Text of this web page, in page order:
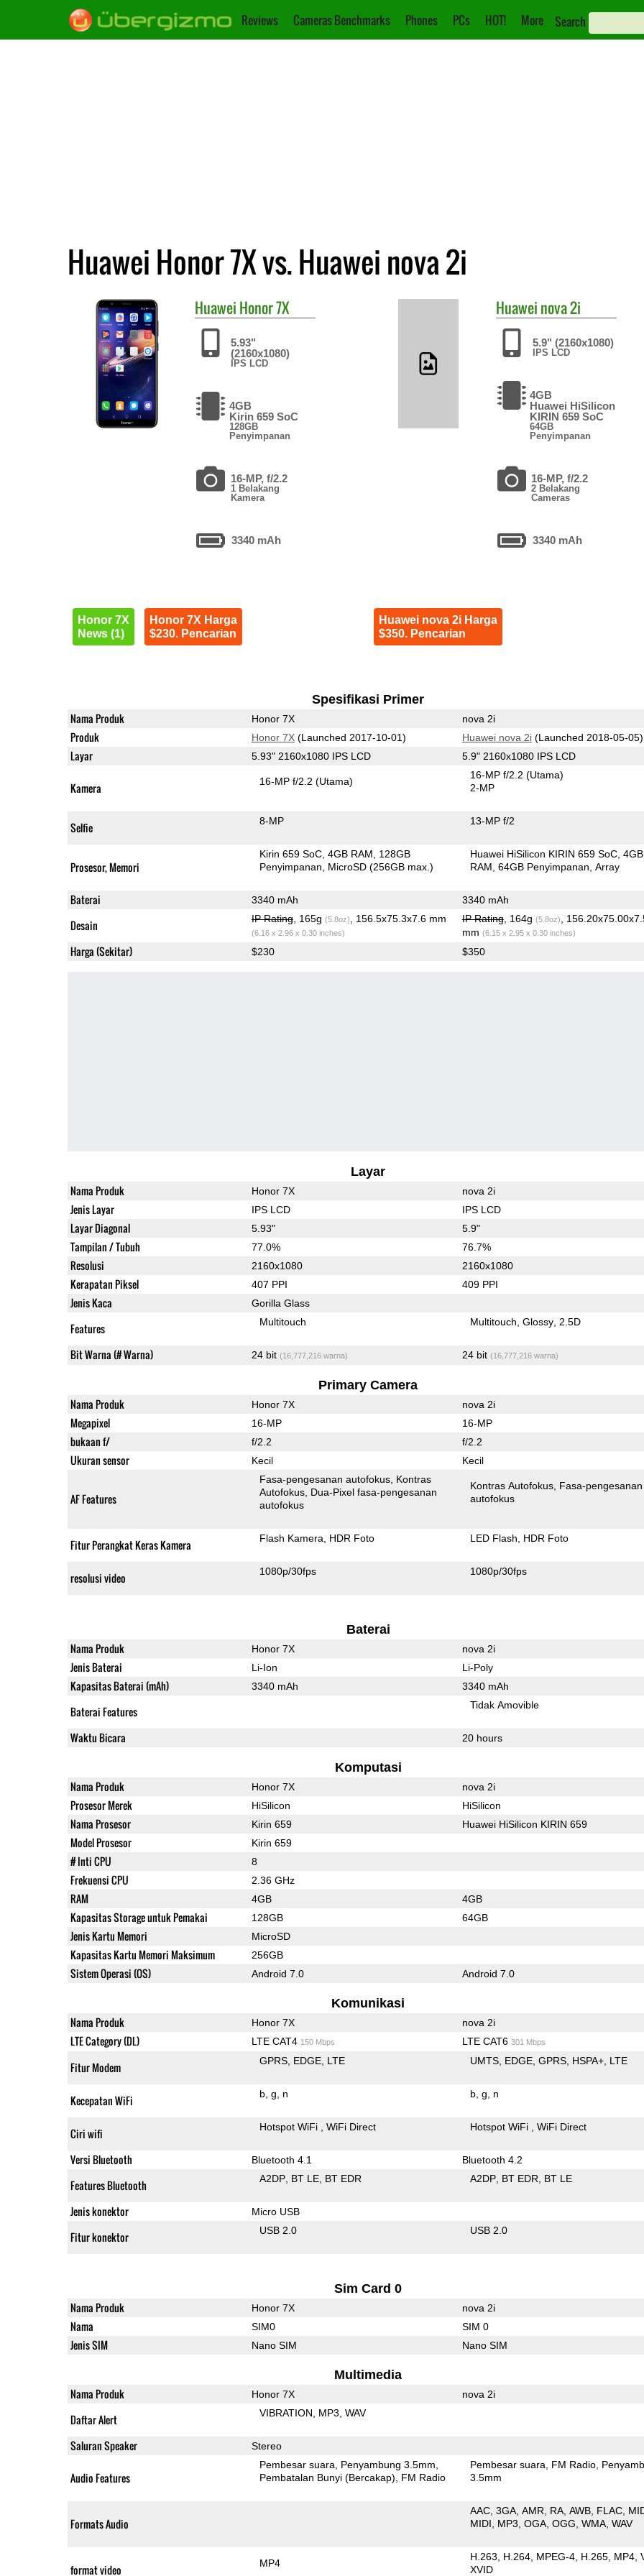
Reviews Cameras Benchmarks Phones PCs HOT! More Search
Huawei Honor 7X vs. Huawei nova 2i
Huawei Honor 7X
5.93"
(2160x1080)
IPS LCD
4GB
Kirin 659 SoC
128GB
Penyimpanan
16-MP, f/2.2
1 Belakang
Kamera
3340 mAh
Honor 7X
News (1)
Honor 7X Harga
$230. Pencarian
Huawei nova 2i
5.9" (2160x1080)
IPS LCD
4GB
Huawei HiSilicon
KIRIN 659 SoC
64GB
Penyimpanan
16-MP, f/2.2
2 Belakang
Cameras
3340 mAh
Huawei nova 2i Harga
$350. Pencarian
Spesifikasi Primer
Nama Produk Honor 7X nova 2i
Produk Honor 7X(Launched 2017-10-01) Huawei nova 2i(Launched 2018-05-05)
Layar 5.93" 2160x1080 IPS LCD 5.9" 2160x1080 IPS LCD
Kamera 16-MP f/2.2(Utama)
16-MP f/2.2(Utama)
2-MP
Selfie 8-MP 13-MP f/2
Prosesor, Memori
Kirin 659 SoC 4GB RAM
128GB
Penyimpanan
MicroSD (256GB max.)
Huawei HiSilicon KIRIN 659 SoC 4GB
RAM 64GB Penyimpanan Array
Baterai 3340 mAh 3340 mAh
Desain IP Rating, 165g (5.8oz) , 156.5x75.3x7.6 mm
(6.16 x 2.96 x 0.30 inches)
IP Rating, 164g (5.8oz)
,
mm (6.15 x 2.95 x 0.30 inches)
Harga (Sekitar) $230 $350
Layar
Nama Produk Honor 7X nova 2i
Jenis Layar IPS LCD IPS LCD
Layar Diagonal 5.93" 5.9"
Tampilan / Tubuh 77.0% 76.7%
Resolusi 2160x1080 2160x1080
Kerapatan Piksel 407 PPI 409 PPI
Jenis Kaca Gorilla Glass
Features Multitouch Multitouch Glossy 2.5D
Bit Warna (# Warna) 24 bit (16,777,216 warna) 24 bit (16,777,216 warna)
Primary Camera
Nama Produk Honor 7X nova 2i
Megapixel 16-MP 16-MP
bukaan f/ f/2.2 f/2.2
Ukuran sensor Kecil Kecil
AF Features
Fasa-pengesanan autofokus Kontras
Autofokus Dua-Pixel fasa-pengesanan
autofokus
Kontras Autofokus Fasa-pengesanan
autofokus
Fitur Perangkat Keras Kamera Flash Kamera HDR Foto LED Flash HDR Foto
resolusi video 1080p/30fps 1080p/30fps
Baterai
Nama Produk Honor 7X nova 2i
Jenis Baterai Li-Ion Li-Poly
Kapasitas Baterai (mAh) 3340 mAh 3340 mAh
Baterai Features Tidak Amovible
Waktu Bicara 20 hours
Komputasi
Nama Produk Honor 7X nova 2i
Prosesor Merek HiSilicon HiSilicon
Nama Prosesor Kirin 659 Huawei HiSilicon KIRIN 659
Model Prosesor Kirin 659
# Inti CPU 8
Frekuensi CPU 2.36 GHz
RAM 4GB 4GB
Kapasitas Storage untuk Pemakai 128GB 64GB
Jenis Kartu Memori MicroSD
Kapasitas Kartu Memori Maksimum 256GB
Sistem Operasi (OS) Android 7.0 Android 7.0
Komunikasi
Nama Produk Honor 7X nova 2i
LTE Category (DL) LTE CAT4 150 Mbps LTE CAT6 301 Mbps
Fitur Modem GPRS EDGE LTE UMTS EDGE GPRS HSPA+ LTE
Kecepatan WiFi b g n b g n
Ciri wifi Hotspot WiFi WiFi Direct Hotspot WiFi WiFi Direct
Versi Bluetooth Bluetooth 4.1 Bluetooth 4.2
Features Bluetooth A2DP BT LE BT EDR A2DP BT EDR BT LE
Jenis konektor Micro USB
Fitur konektor USB 2.0 USB 2.0
Sim Card 0
Nama Produk Honor 7X nova 2i
Nama SIM0 SIM 0
Jenis SIM Nano SIM Nano SIM
Multimedia
Nama Produk Honor 7X nova 2i
Daftar Alert VIBRATION MP3 WAV
Saluran Speaker Stereo
Audio Features
Pembesar suara
Penyambung 3.5mm
Pembatalan Bunyi (Bercakap)
FM Radio
Pembesar suara FM Radio
3.5mm
Formats Audio
AAC 3GA AMR RA AWB FLAC
MIDI
MP3 OGA OGG WMA WAV
format video MP4
H.263 H.264 MPEG-4 H.265 MP4
XVID